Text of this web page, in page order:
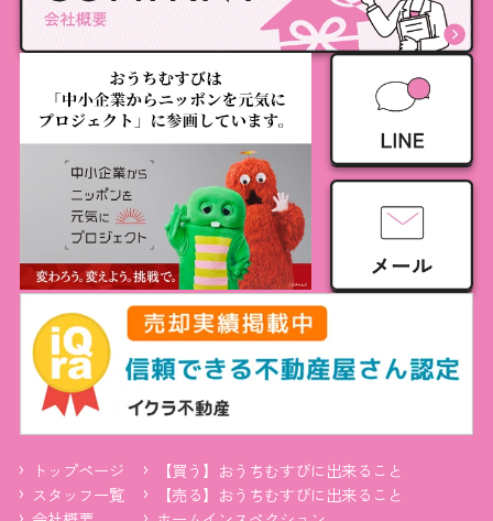
トップページ
【買う】おうちむすびに出来ること
スタッフ一覧
【売る】おうちむすびに出来ること